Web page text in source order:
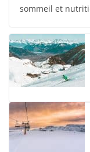
sommeil et